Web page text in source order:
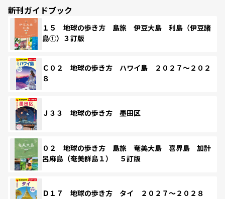
新刊ガイドブック
１５ 地球の歩き方 島旅 伊豆大島 利島（伊豆諸
島①）３訂版
Ｃ０２ 地球の歩き方 ハワイ島 ２０２７～２０２
８
Ｊ３３ 地球の歩き方 墨田区
０２ 地球の歩き方 島旅 奄美大島 喜界島 加計
呂麻島（奄美群島１） ５訂版
Ｄ１７ 地球の歩き方 タイ ２０２７～２０２８